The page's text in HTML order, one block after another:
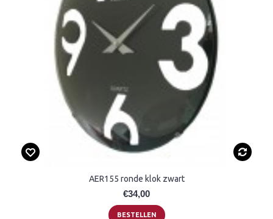
AER155 ronde klok zwart
€34,00
BESTELLEN